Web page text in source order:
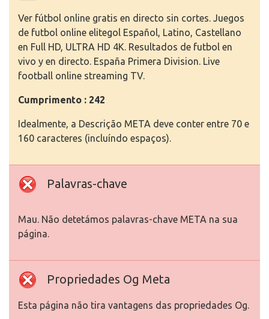
Ver fútbol online gratis en directo sin cortes. Juegos
de futbol online elitegol Español, Latino, Castellano
en Full HD, ULTRA HD 4K. Resultados de futbol en
vivo y en directo. España Primera Division. Live
football online streaming TV.
Cumprimento : 242
Idealmente, a Descrição META deve conter entre 70 e
160 caracteres (incluíndo espaços).
Palavras-chave
Mau. Não detetámos palavras-chave META na sua
página.
Propriedades Og Meta
Esta página não tira vantagens das propriedades Og.